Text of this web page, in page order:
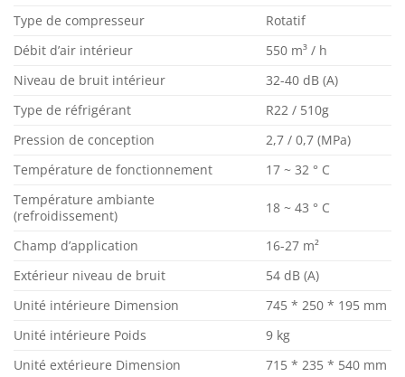
Type de compresseur
Rotatif
Débit d’air intérieur
550 m³ / h
Niveau de bruit intérieur
32-40 dB (A)
Type de réfrigérant
R22 / 510g
Pression de conception
2,7 / 0,7 (MPa)
Température de fonctionnement
17 ~ 32 ° C
Température ambiante
(refroidissement)
18 ~ 43 ° C
Champ d’application
16-27 m²
Extérieur niveau de bruit
54 dB (A)
Unité intérieure Dimension
745 * 250 * 195 mm
Unité intérieure Poids
9 kg
Unité extérieure Dimension
715 * 235 * 540 mm